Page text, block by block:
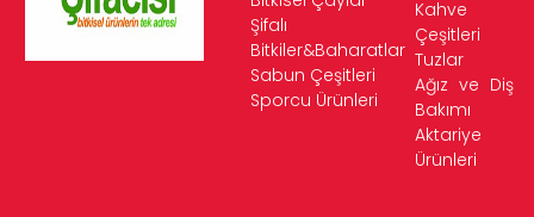
Şifalı
Bitkiler&Baharatlar
Sabun Çeşitleri
Sporcu Ürünleri
Kahve
Çeşitleri
Tuzlar
Ağız ve Diş
Bakımı
Aktariye
Ürünleri